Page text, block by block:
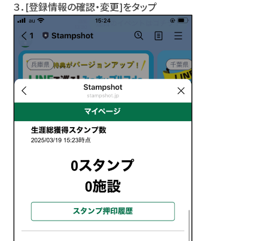
３．[登録情報の確認・変更]をタップ